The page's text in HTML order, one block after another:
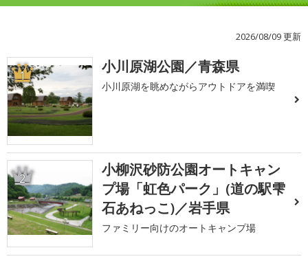
2026/08/09 更新
1 小川原湖公園／青森県
小川原湖を眺めながらアウトドアを満喫
2
小柳沢砂防公園オートキャン
プ場「虹色パーク」(道の駅雫
石あねっこ)／岩手県
ファミリー向けのオートキャンプ場